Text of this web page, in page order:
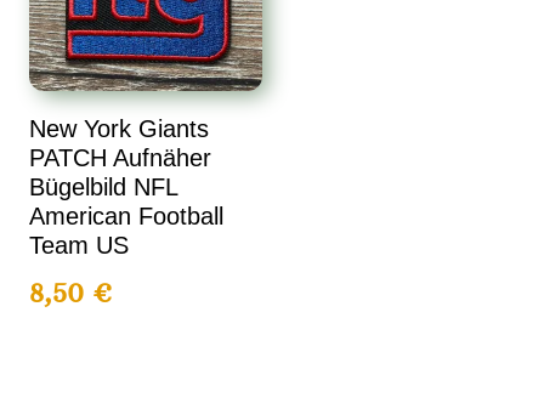
New York Giants
PATCH Aufnäher
Bügelbild NFL
American Football
Team US
8,50€